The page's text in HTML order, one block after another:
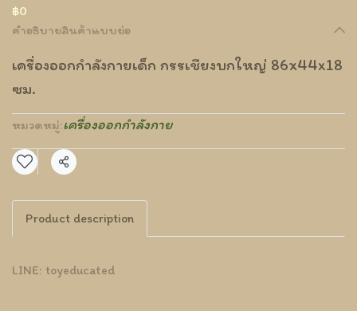
฿0
คำอธิบายสินค้าแบบย่อ
เครื่องออกกำลังกายเด็ก กรรเชียงบกใหญ่ 86x44x18
ซม.
หมวดหมู่:เครื่องออกกำลังกาย
แชร์
Product description
LINE: toyeducated